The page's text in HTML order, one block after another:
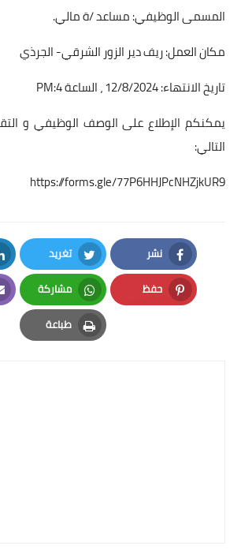
المسمى الوظيفي: مساعد /ة مالي.
مكان العمل: ريف دير الزور الشرقي- الجرذي
تاريخ الانتهاء: 12/8/2024 ، الساعة 4:PM
يمكنكم الإطلاع على الوصف الوظيفي و
التالي:
https://forms.gle/77P6HHJPcNHZjkUR9
نشر
Facebook
تغريد
Twitter
حفظ
Pinterest
مشاركة
Whatsapp
طباعة
Print